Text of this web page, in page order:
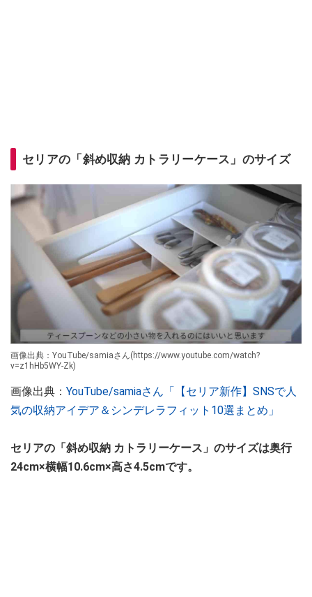
セリアの「斜め収納 カトラリーケース」のサイズ
画像出典：YouTube/samiaさん(https://www.youtube.com/watch?
v=z1hHb5WY-Zk)
画像出典： YouTube/samiaさん「【セリア新作】SNSで人
気の収納アイデア＆シンデレラフィット10選まとめ」
セリアの「斜め収納 カトラリーケース」のサイズは奥行
24cm×横幅10.6cm×高さ4.5cmです。